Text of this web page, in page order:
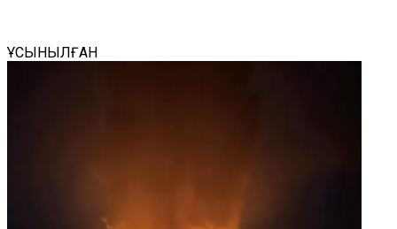
ҰСЫНЫЛҒАН